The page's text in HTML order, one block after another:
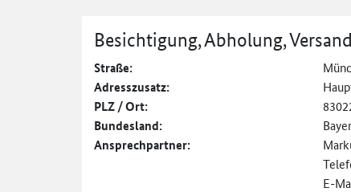
Besichtigung, Abholung,
Straße:
Adresszusatz:
PLZ / Ort:
Bundesland:
Ansprechpartner:
E-